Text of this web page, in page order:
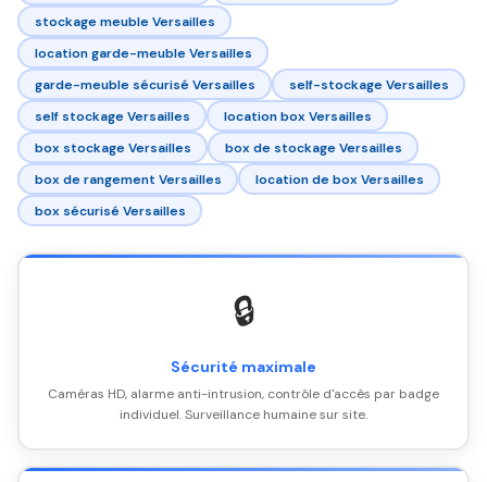
stockage meuble Versailles
location garde-meuble Versailles
garde-meuble sécurisé Versailles
self-stockage Versailles
self stockage Versailles
location box Versailles
box stockage Versailles
box de stockage Versailles
box de rangement Versailles
location de box Versailles
box sécurisé Versailles
🔒
Sécurité maximale
Caméras HD, alarme anti-intrusion, contrôle d'accès par badge
individuel. Surveillance humaine sur site.